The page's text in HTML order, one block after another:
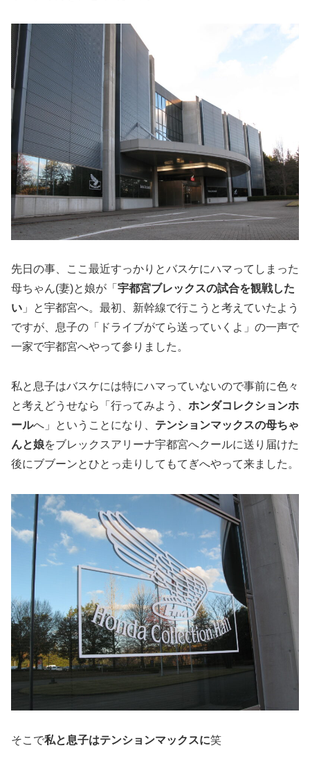
先日の事、ここ最近すっかりとバスケにハマってしまった
母ちゃん(妻)と娘が「 宇都宮ブレックスの試合を観戦した
い 」と宇都宮へ。最初、新幹線で行こうと考えていたよう
ですが、息子の「ドライブがてら送っていくよ」の一声で
一家で宇都宮へやって参りました。
私と息子はバスケには特にハマっていないので事前に色々
と考えどうせなら「行ってみよう、 ホンダコレクションホ
ールへ」ということになり、 テンションマックスの母ちゃ
んと娘をブレックスアリーナ宇都宮へクールに送り届けた
後にブブーンとひとっ走りしてもてぎへやって来ました。
そこで私と息子はテンションマックスに笑